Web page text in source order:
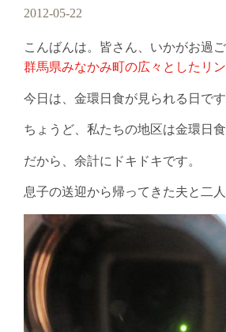
2012-05-22
こんばんは。皆さん、いかがお過
群馬県みなかみ町の広々としたリン
今日は、金環日食が見られる日です
ちょうど、私たちの地区は金環日
だから、余計にドキドキです。
息子の送迎から帰ってきた夫と二人